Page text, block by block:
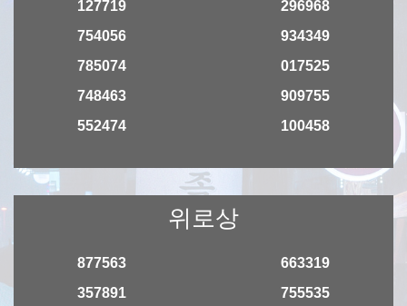
127719
754056
785074
748463
552474
296968
934349
017525
909755
100458
위로상
877563
357891
663319
755535